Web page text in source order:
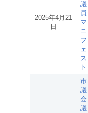
2025年4月21
日
議
員
マ
ニ
フ
ェ
ス
ト
市
議
会
議